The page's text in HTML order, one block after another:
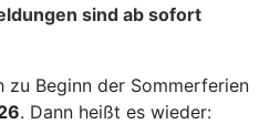
sind ab sofort
Beginn der Sommerferien
. Dann heißt es wieder: